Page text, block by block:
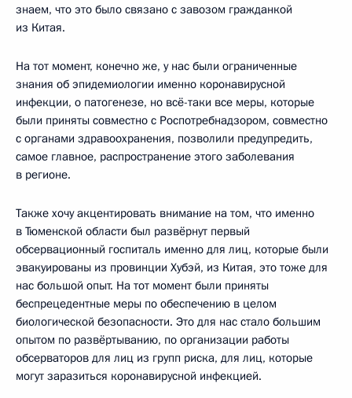
знаем, что это было связано с завозом гражданкой
из Китая.
На тот момент, конечно же, у нас были ограниченные
знания об эпидемиологии именно коронавирусной
инфекции, о патогенезе, но всё-таки все меры, которые
были приняты совместно с Роспотребнадзором, совместно
с органами здравоохранения, позволили предупредить,
самое главное, распространение этого заболевания
в регионе.
Также хочу акцентировать внимание на том, что именно
в Тюменской области был развёрнут первый
обсервационный госпиталь именно для лиц, которые были
эвакуированы из провинции Хубэй, из Китая, это тоже для
нас большой опыт. На тот момент были приняты
беспрецедентные меры по обеспечению в целом
биологической безопасности. Это для нас стало большим
опытом по развёртыванию, по организации работы
обсерваторов для лиц из групп риска, для лиц, которые
могут заразиться коронавирусной инфекцией.